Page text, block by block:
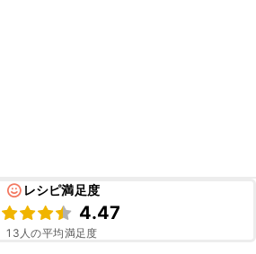
レシピ満足度
4.47
13 人の平均満足度